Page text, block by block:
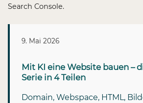
Search Console.
9. Mai 2026
Mit KI eine Website bauen –
Serie in 4 Teilen
Domain, Webspace, HTML,